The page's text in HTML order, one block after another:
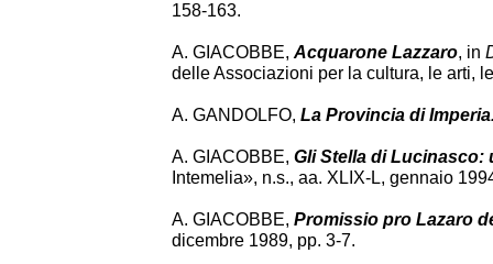
158-163.
A. GIACOBBE, Acquarone Lazzaro, in
delle Associazioni per la cultura, le arti,
A. GANDOLFO, La Provincia di
A. GIACOBBE, Gli Stella di Lucinasco:
Intemelia», n.s., aa. XLIX-L, gennaio
A. GIACOBBE, Promissio pro Lazaro
dicembre 1989, pp. 3-7.